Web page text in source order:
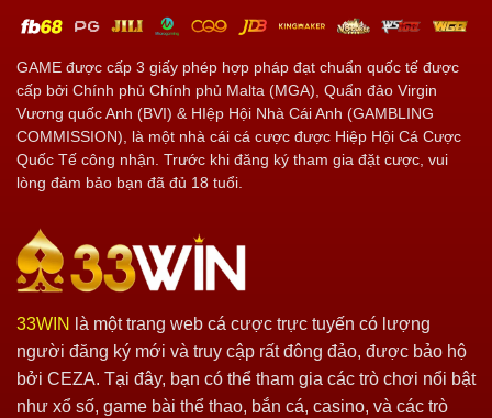
GAME được cấp 3 giấy phép hợp pháp đạt chuẩn quốc tế được
cấp bởi Chính phủ Chính phủ Malta (MGA), Quẩn đảo Virgin
Vương quốc Anh (BVI) & HIệp Hội Nhà Cái Anh (GAMBLING
COMMISSION), là một nhà cái cá cược được Hiệp Hội Cá Cược
Quốc Tế công nhận. Trước khi đăng ký tham gia đặt cược, vui
lòng đảm bảo bạn đã đủ 18 tuổi.
33WIN
là một trang web cá cược trực tuyến có lượng
người đăng ký mới và truy cập rất đông đảo, được bảo hộ
bởi CEZA. Tại đây, bạn có thể tham gia các trò chơi nổi bật
như xổ số, game bài thể thao, bắn cá, casino, và các trò